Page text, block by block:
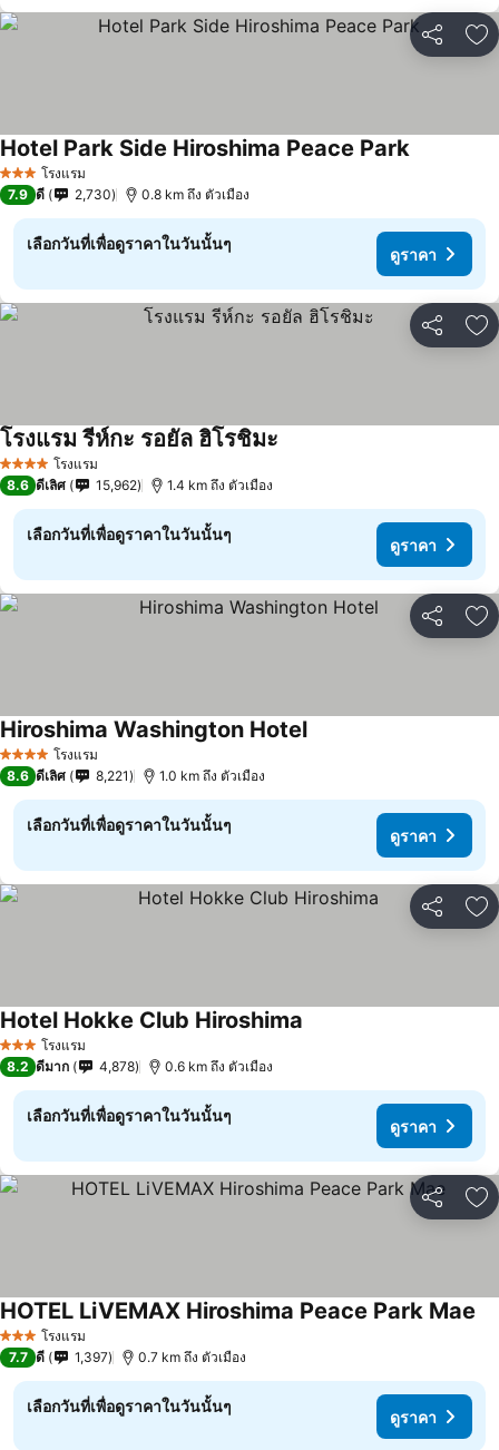
แชร์ เ
3 ดาว โรงแรม
Hotel Park Side Hiroshima Peace Parkดูราคา
7.9 ดี 2,730 0.8 km ถึง ตัวเมือง
เลือกวันที่เพื่อดูราคาในวันนั้นๆ
ดูราคา
แชร์ เ
4 ดาว โรงแรม
โรงแรม รีห์กะ รอยัล ฮิโรชิมะ
8.6 ดีเลิศ 15,962 1.4 km ถึง ตัวเมือง
เลือกวันที่เพื่อดูราคาในวันนั้นๆ
ดูราคา
แชร์ เ
4 ดาว โรงแรม
Hiroshima Washington Hotelดูราคา
8.6 ดีเลิศ 8,221 1.0 km ถึง ตัวเมือง
เลือกวันที่เพื่อดูราคาในวันนั้นๆ
ดูราคา
แชร์ เ
3 ดาว โรงแรม
Hotel Hokke Club Hiroshima
8.2 ดีมาก 4,878 0.6 km ถึง ตัวเมือง
เลือกวันที่เพื่อดูราคาในวันนั้นๆ
ดูราคา
แชร์ เ
3 ดาว โรงแรม
HOTEL LiVEMAX Hiroshima Peace Park Mae
7.7 ดี 1,397 0.7 km ถึง ตัวเมือง
เลือกวันที่เพื่อดูราคาในวันนั้นๆ
ดูราคา